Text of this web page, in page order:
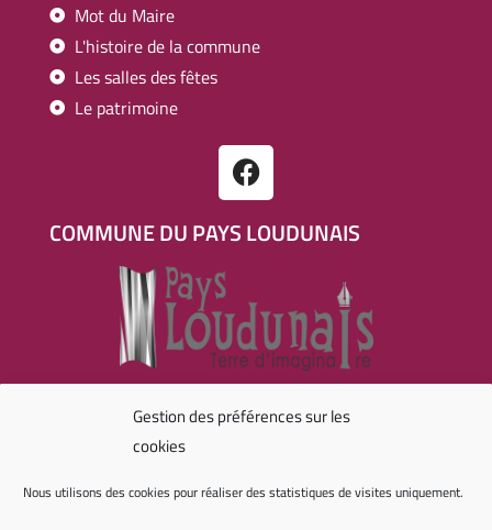
Gestion des préférences sur les
cookies
Nous utilisons des cookies pour réaliser des statistiques de visites uniquement.
Mot du Maire
L'histoire de la commune
Les salles des fêtes
Le patrimoine
COMMUNE DU PAYS LOUDUNAIS
RÉALISATION